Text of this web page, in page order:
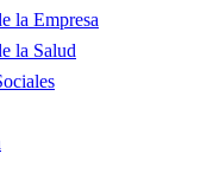
la Empresa
la Salud